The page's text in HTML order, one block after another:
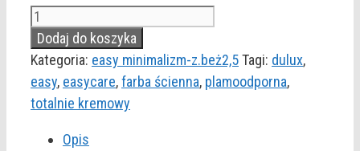
ilość
Farba
Dulux
EasyCare
"Totalnie
Dodaj do koszyka
Kategoria: easy minimalizm-z.beż2,5Tagi: dulux,
easy, easycare,farba ścienna, plamoodporna,
totalnie kremowy
Opis